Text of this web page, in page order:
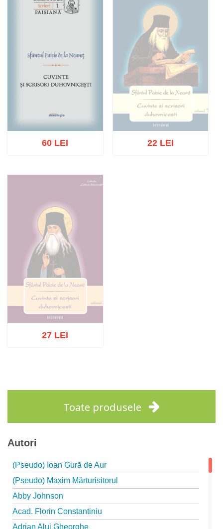
Wishlist
60 LEI 22 LEI
27 LEI
Toate produsele
Autori
(Pseudo) Ioan Gură de Aur
(Pseudo) Maxim Mărturisitorul
Abby Johnson
Acad. Florin Constantiniu
Adrian Alui Gheorghe